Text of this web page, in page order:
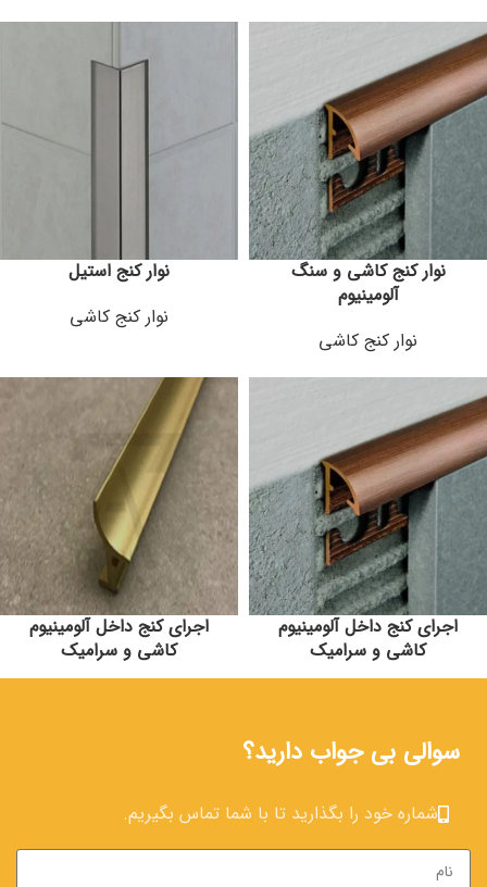
نوار کنج کاشی و سنگ
آلومینیوم
نوار کنج کاشی
نوار کنج استیل
نوار کنج کاشی
اجرای کنج داخل آلومینیوم
کاشی و سرامیک
اجرای کنج داخل آلومینیوم
کاشی و سرامیک
سوالی بی جواب دارید؟
شماره خود را بگذارید تا با شما تماس بگیریم.